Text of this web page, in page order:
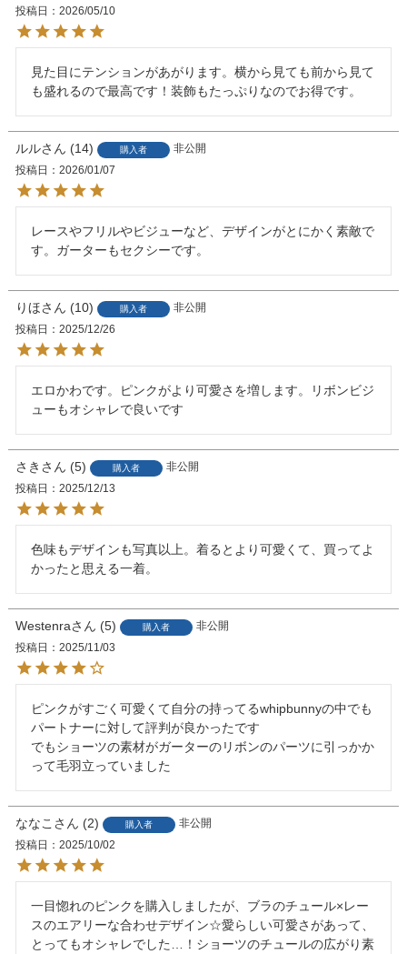
投稿日
2026/05/10
見た目にテンションがあがります。横から見ても前から見て
も盛れるので最高です！装飾もたっぷりなのでお得です。
ルル 14 購入者
非公開
投稿日
2026/01/07
レースやフリルやビジューなど、デザインがとにかく素敵で
す。ガーターもセクシーです。
りほ 10 購入者
非公開
投稿日
2025/12/26
エロかわです。ピンクがより可愛さを増します。リボンビジ
ューもオシャレで良いです
さき 5 購入者
非公開
投稿日
2025/12/13
色味もデザインも写真以上。着るとより可愛くて、買ってよ
Westenra 5 購入者
非公開
投稿日
2025/11/03
ピンクがすごく可愛くて自分の持ってるwhipbunnyの中でも
パートナーに対して評判が良かったです
でもショーツの素材がガーターのリボンのパーツに引っかか
って毛羽立っていました
ななこ 2 購入者
非公開
投稿日
2025/10/02
一目惚れのピンクを購入しましたが、ブラのチュール×レー
スのエアリーな合わせデザイン☆愛らしい可愛さがあって、
とってもオシャレでした…！ショーツのチュールの広がり素